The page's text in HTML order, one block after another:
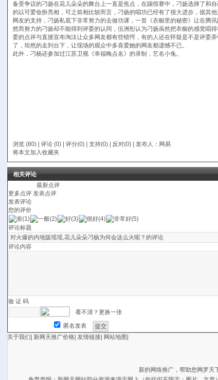
备受争议的刁扬在花儿朵朵的舞台上一直是焦点，在踢馆赛中，刁扬选择了和
的以可爱妆扮亮相，可之前相比较而言，刁扬的唱功已经有了很大进步，据其
网友的支持，刁扬私底下非常努力的去做功课，一首《衣橱里的秘密》让在腾
然而努力的刁扬却不能得到评委的认同，伍洲彤认为刁扬虽然把衣橱的感觉唱
委的点评与直接宣布淘汰让众多网友都有些错愕，有的人还在怀疑是不是评委
了，坦然的走到台下，让现场的观众中多喜爱她的网友都遗憾不已。
此外，刁杨还参加过江苏卫视《幸福晚点名》的录制，艺名小兔。
浏览 (80) | 评论 (0) | 评分(0) | 支持(0) 反对(0) | 发布人： 网易
将本文加入收藏夹
相关评论
最新点评
更多点评 发表点评
发表评论
您的评价
评论标题
评论内容
验 证 码
看不清？更换一张
匿名发表
新的网络推广，帮助您网罗
关于我们 新网天推广价格 友情链接 网站地图